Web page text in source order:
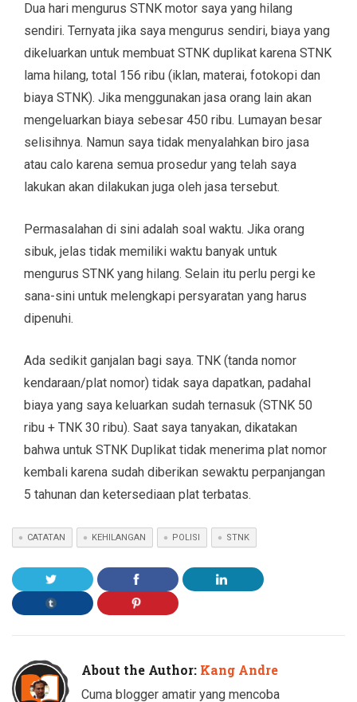
Dua hari mengurus STNK motor saya yang hilang
sendiri. Ternyata jika saya mengurus sendiri, biaya yang
dikeluarkan untuk membuat STNK duplikat karena STNK
lama hilang, total 156 ribu (iklan, materai, fotokopi dan
biaya STNK). Jika menggunakan jasa orang lain akan
mengeluarkan biaya sebesar 450 ribu. Lumayan besar
selisihnya. Namun saya tidak menyalahkan biro jasa
atau calo karena semua prosedur yang telah saya
lakukan akan dilakukan juga oleh jasa tersebut.
Permasalahan di sini adalah soal waktu. Jika orang
sibuk, jelas tidak memiliki waktu banyak untuk
mengurus STNK yang hilang. Selain itu perlu pergi ke
sana-sini untuk melengkapi persyaratan yang harus
dipenuhi.
Ada sedikit ganjalan bagi saya. TNK (tanda nomor
kendaraan/plat nomor) tidak saya dapatkan, padahal
biaya yang saya keluarkan sudah ternasuk (STNK 50
ribu + TNK 30 ribu). Saat saya tanyakan, dikatakan
bahwa untuk STNK Duplikat tidak menerima plat nomor
kembali karena sudah diberikan sewaktu perpanjangan
5 tahunan dan ketersediaan plat terbatas.
CATATAN KEHILANGAN POLISI STNK
About the Author: Kang Andre
Cuma blogger amatir yang mencoba